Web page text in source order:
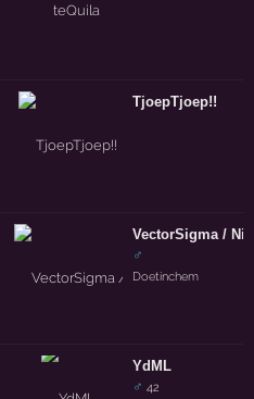
TjoepTjoep!!
VectorSigma /
♂
Doetinchem
YdML
♂ 42